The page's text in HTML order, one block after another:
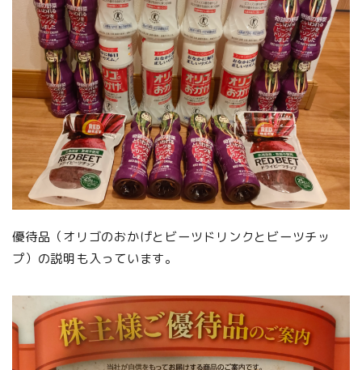
優待品（オリゴのおかげとビーツドリンクとビーツチッ
プ）の説明も入っています。